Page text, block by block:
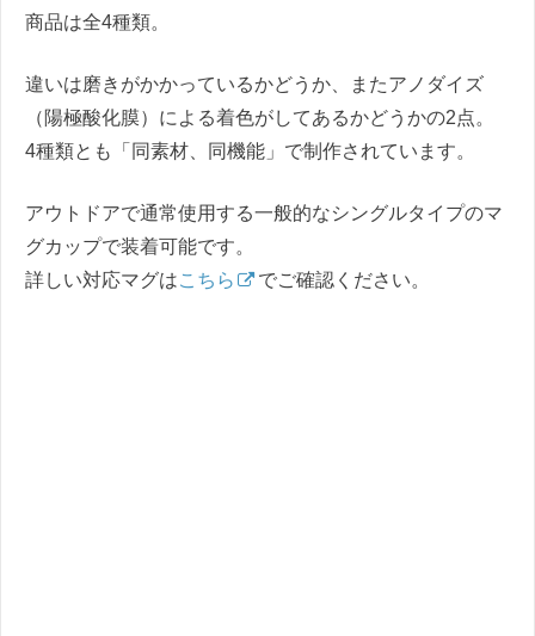
商品は全4種類。
違いは磨きがかかっているかどうか、またアノダイズ
（陽極酸化膜）による着色がしてあるかどうかの2点。
4種類とも「同素材、同機能」で制作されています。
アウトドアで通常使用する一般的なシングルタイプのマ
グカップで装着可能です。
詳しい対応マグはこちら でご確認ください。